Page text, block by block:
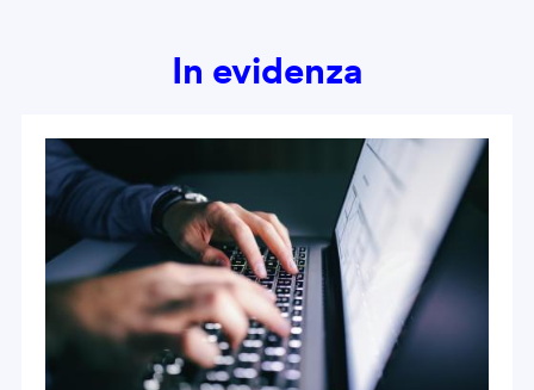
In evidenza